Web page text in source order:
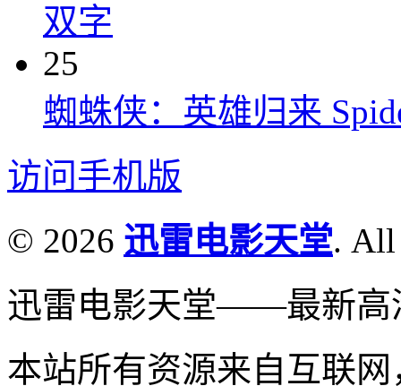
双字
25
蜘蛛侠：英雄归来
访问手机版
© 2026 迅雷电影天堂. All
迅雷电影天堂——最新高
本站所有资源来自互联